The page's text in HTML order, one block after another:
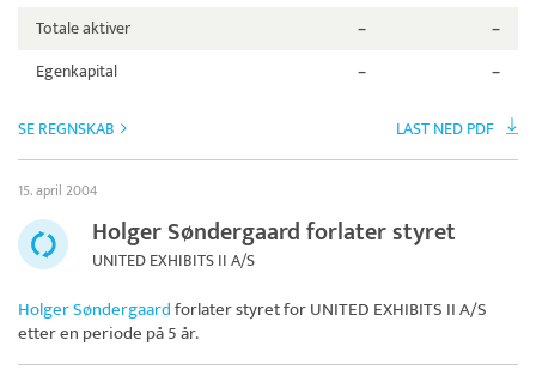
Totale aktiver
–
–
Egenkapital
– –
SE REGNSKAB LAST NED PDF
15. april 2004
Holger Søndergaard forlater styret
UNITED EXHIBITS II A/S
Holger Søndergaardforlater styret forUNITED EXHIBITS II A/S
etter en periode på 5 år.